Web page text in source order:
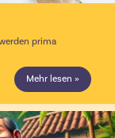
prima
Mehr lesen »